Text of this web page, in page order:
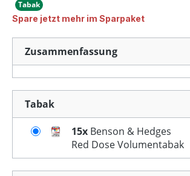
Tabak
Spare jetzt mehr im Sparpaket
Zusammenfassung
Tabak
15x Benson & Hedges
Red Dose Volumentabak